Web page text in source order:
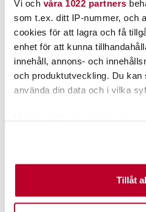
Vi och våra 1022 partners
som t.ex. ditt IP-nummer, och
cookies för att lagra och få
enhet för att kunna
innehåll, annons- och
och produktutveckling. Du
använda din data och i vilka
Identifiera din enhet
specifika kännetecken
Ta reda på mer om hur dina
Tillåt
DJUPRIGGSLOD 7KG
749,00 kr